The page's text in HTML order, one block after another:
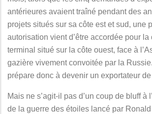
antérieures avaient traîné pendant des
projets situés sur sa côte est et sud, une
autorisation vient d’être accordée pour la
terminal situé sur la côte ouest, face à
gazière vivement convoitée par la
prépare donc à devenir un exportateur
Mais ne s’agit-il pas d’un coup de bluff à
de la guerre des étoiles lancé par